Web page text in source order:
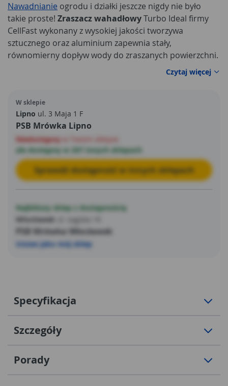
Nawadnianie ogrodu i działki jeszcze nigdy nie było
takie proste! Zraszacz wahadłowyTurbo Ideal firmy
CellFast wykonany z wysokiej jakości tworzywa
sztucznego oraz aluminium zapewnia stały,
równomierny dopływ wody do zraszanych powierzchni.
Nadaje się do podlewania trawników, ogródkówCzytaj więcej
W sklepie
Lipno ul. 3 Maja 1 F
PSB Mrówka Lipno
Niedostępny
ale dostępny w 207 innych sklepach
Sprawdź dostępność w innych sklepach
Najbliższy sklep z dostępnością
Włocławek
PSB Mrówka Włocławek
Ustaw jako mój sklep
Specyfikacja
Szczegóły
Porady